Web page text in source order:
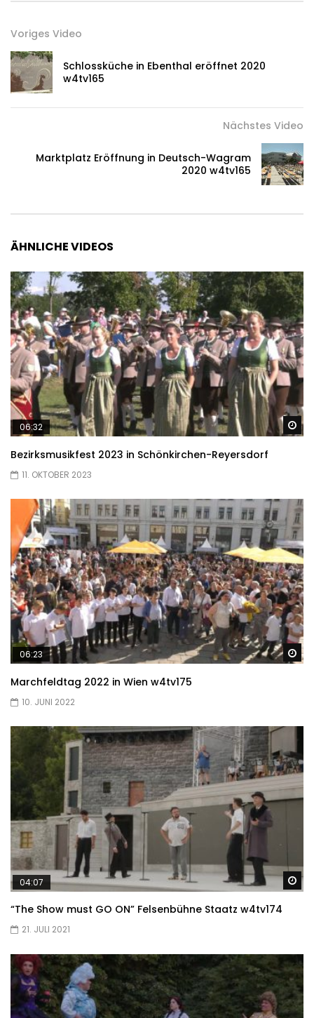
Voriges Video
Schlossküche in Ebenthal eröffnet 2020
w4tv165
Nächstes Video
Marktplatz Eröffnung in Deutsch-Wagram
2020 w4tv165
ÄHNLICHE VIDEOS
06:32
Bezirksmusikfest 2023 in Schönkirchen-Reyersdorf
11. OKTOBER 2023
06:23
Marchfeldtag 2022 in Wien w4tv175
10. JUNI 2022
04:07
“The Show must GO ON” Felsenbühne Staatz w4tv174
21. JULI 2021